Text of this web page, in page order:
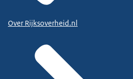
Over Rijksoverheid.nl